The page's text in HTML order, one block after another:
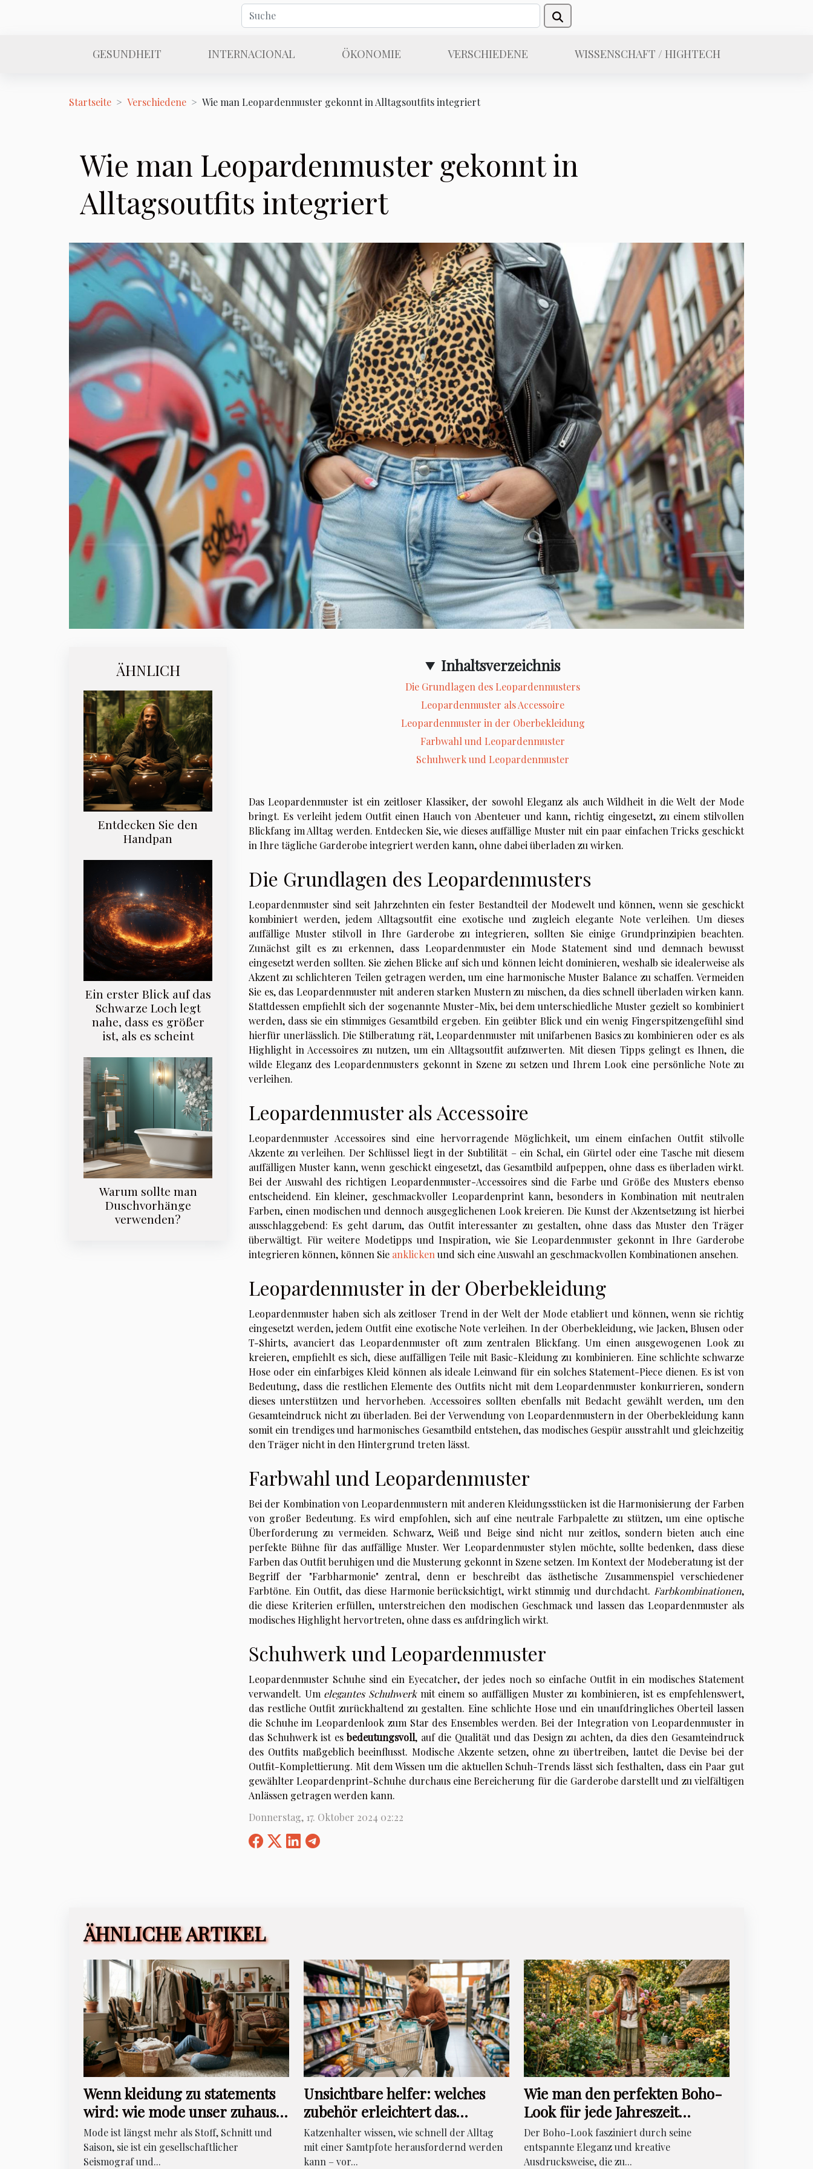
GESUNDHEIT INTERNACIONAL ÖKONOMIE VERSCHIEDENE WISSENSCHAFT / HIGHTECH
Startseite Verschiedene Wie man Leopardenmuster gekonnt in Alltagsoutfits integriert
Wie man Leopardenmuster gekonnt in
Alltagsoutfits integriert
ÄHNLICH
Entdecken Sie den
Handpan
Ein erster Blick auf das
Schwarze Loch legt
nahe, dass es größer
ist, als es scheint
Warum sollte man
Duschvorhänge
verwenden?
Inhaltsverzeichnis
Die Grundlagen des Leopardenmusters
Leopardenmuster als Accessoire
Leopardenmuster in der Oberbekleidung
Farbwahl und Leopardenmuster
Schuhwerk und Leopardenmuster
Das Leopardenmuster ist ein zeitloser Klassiker, der sowohl Eleganz als auch Wildheit in die Welt der Mode
bringt. Es verleiht jedem Outfit einen Hauch von Abenteuer und kann, richtig eingesetzt, zu einem stilvollen
Blickfang im Alltag werden. Entdecken Sie, wie dieses auffällige Muster mit ein paar einfachen Tricks geschickt
in Ihre tägliche Garderobe integriert werden kann, ohne dabei überladen zu wirken.
Die Grundlagen des Leopardenmusters
Leopardenmuster sind seit Jahrzehnten ein fester Bestandteil der Modewelt und können, wenn sie geschickt
kombiniert werden, jedem Alltagsoutfit eine exotische und zugleich elegante Note verleihen. Um dieses
auffällige Muster stilvoll in Ihre Garderobe zu integrieren, sollten Sie einige Grundprinzipien beachten.
Zunächst gilt es zu erkennen, dass Leopardenmuster ein Mode Statement sind und demnach bewusst
eingesetzt werden sollten. Sie ziehen Blicke auf sich und können leicht dominieren, weshalb sie idealerweise als
Akzent zu schlichteren Teilen getragen werden, um eine harmonische Muster Balance zu schaffen. Vermeiden
Sie es, das Leopardenmuster mit anderen starken Mustern zu mischen, da dies schnell überladen wirken kann.
Stattdessen empfiehlt sich der sogenannte Muster-Mix, bei dem unterschiedliche Muster gezielt so kombiniert
werden, dass sie ein stimmiges Gesamtbild ergeben. Ein geübter Blick und ein wenig Fingerspitzengefühl sind
hierfür unerlässlich. Die Stilberatung rät, Leopardenmuster mit unifarbenen Basics zu kombinieren oder es als
Highlight in Accessoires zu nutzen, um ein Alltagsoutfit aufzuwerten. Mit diesen Tipps gelingt es Ihnen, die
wilde Eleganz des Leopardenmusters gekonnt in Szene zu setzen und Ihrem Look eine persönliche Note zu
verleihen.
Leopardenmuster als Accessoire
Leopardenmuster Accessoires sind eine hervorragende Möglichkeit, um einem einfachen Outfit stilvolle
Akzente zu verleihen. Der Schlüssel liegt in der Subtilität – ein Schal, ein Gürtel oder eine Tasche mit diesem
auffälligen Muster kann, wenn geschickt eingesetzt, das Gesamtbild aufpeppen, ohne dass es überladen wirkt.
Bei der Auswahl des richtigen Leopardenmuster-Accessoires sind die Farbe und Größe des Musters ebenso
entscheidend. Ein kleiner, geschmackvoller Leopardenprint kann, besonders in Kombination mit neutralen
Farben, einen modischen und dennoch ausgeglichenen Look kreieren. Die Kunst der Akzentsetzung ist hierbei
ausschlaggebend: Es geht darum, das Outfit interessanter zu gestalten, ohne dass das Muster den Träger
überwältigt. Für weitere Modetipps und Inspiration, wie Sie Leopardenmuster gekonnt in Ihre Garderobe
integrieren können, können Sie anklicken und sich eine Auswahl an geschmackvollen Kombinationen ansehen.
Leopardenmuster in der Oberbekleidung
Leopardenmuster haben sich als zeitloser Trend in der Welt der Mode etabliert und können, wenn sie richtig
eingesetzt werden, jedem Outfit eine exotische Note verleihen. In der Oberbekleidung, wie Jacken, Blusen oder
T-Shirts, avanciert das Leopardenmuster oft zum zentralen Blickfang. Um einen ausgewogenen Look zu
kreieren, empfiehlt es sich, diese auffälligen Teile mit Basic-Kleidung zu kombinieren. Eine schlichte schwarze
Hose oder ein einfarbiges Kleid können als ideale Leinwand für ein solches Statement-Piece dienen. Es ist von
Bedeutung, dass die restlichen Elemente des Outfits nicht mit dem Leopardenmuster konkurrieren, sondern
dieses unterstützen und hervorheben. Accessoires sollten ebenfalls mit Bedacht gewählt werden, um den
Gesamteindruck nicht zu überladen. Bei der Verwendung von Leopardenmustern in der Oberbekleidung kann
somit ein trendiges und harmonisches Gesamtbild entstehen, das modisches Gespür ausstrahlt und gleichzeitig
den Träger nicht in den Hintergrund treten lässt.
Farbwahl und Leopardenmuster
Bei der Kombination von Leopardenmustern mit anderen Kleidungsstücken ist die Harmonisierung der Farben
von großer Bedeutung. Es wird empfohlen, sich auf eine neutrale Farbpalette zu stützen, um eine optische
Überforderung zu vermeiden. Schwarz, Weiß und Beige sind nicht nur zeitlos, sondern bieten auch eine
perfekte Bühne für das auffällige Muster. Wer Leopardenmuster stylen möchte, sollte bedenken, dass diese
Farben das Outfit beruhigen und die Musterung gekonnt in Szene setzen. Im Kontext der Modeberatung ist der
Begriff der "Farbharmonie" zentral, denn er beschreibt das ästhetische Zusammenspiel verschiedener
Farbtöne. Ein Outfit, das diese Harmonie berücksichtigt, wirkt stimmig und durchdacht. Farbkombinationen,
die diese Kriterien erfüllen, unterstreichen den modischen Geschmack und lassen das Leopardenmuster als
modisches Highlight hervortreten, ohne dass es aufdringlich wirkt.
Schuhwerk und Leopardenmuster
Leopardenmuster Schuhe sind ein Eyecatcher, der jedes noch so einfache Outfit in ein modisches Statement
verwandelt. Um elegantes Schuhwerkmit einem so auffälligen Muster zu kombinieren, ist es empfehlenswert,
das restliche Outfit zurückhaltend zu gestalten. Eine schlichte Hose und ein unaufdringliches Oberteil lassen
die Schuhe im Leopardenlook zum Star des Ensembles werden. Bei der Integration von Leopardenmuster in
das Schuhwerk ist esbedeutungsvoll, auf die Qualität und das Design zu achten, da dies den Gesamteindruck
des Outfits maßgeblich beeinflusst. Modische Akzente setzen, ohne zu übertreiben, lautet die Devise bei der
Outfit-Komplettierung. Mit dem Wissen um die aktuellen Schuh-Trends lässt sich festhalten, dass ein Paar gut
gewählter Leopardenprint-Schuhe durchaus eine Bereicherung für die Garderobe darstellt und zu vielfältigen
Anlässen getragen werden kann.
Donnerstag, 17. Oktober 2024 02:22
ÄHNLICHE ARTIKEL
Wenn kleidung zu statements
wird: wie mode unser zuhause
beeinflusst
Mode ist längst mehr als Stoff, Schnitt und
Saison, sie ist ein gesellschaftlicher
Seismograf und...
Unsichtbare helfer: welches
zubehör erleichtert das
shoppen für katzenhalter
Katzenhalter wissen, wie schnell der Alltag
mit einer Samtpfote herausfordernd werden
kann – vor...
Wie man den perfekten Boho-
Look für jede Jahreszeit
kreiert?
Der Boho-Look fasziniert durch seine
entspannte Eleganz und kreative
Ausdrucksweise, die zu...